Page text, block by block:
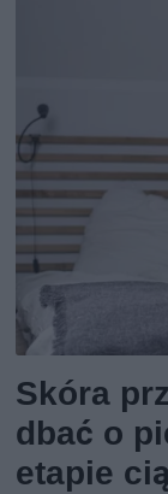
Skóra
dbać o
etapie